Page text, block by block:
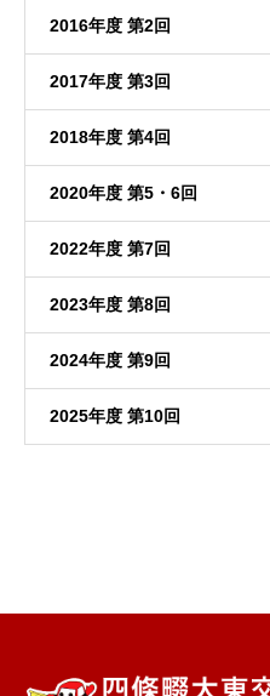
2016年度 第2回
2017年度 第3回
2018年度 第4回
2020年度 第5・6回
2022年度 第7回
2023年度 第8回
2024年度 第9回
2025年度 第10回